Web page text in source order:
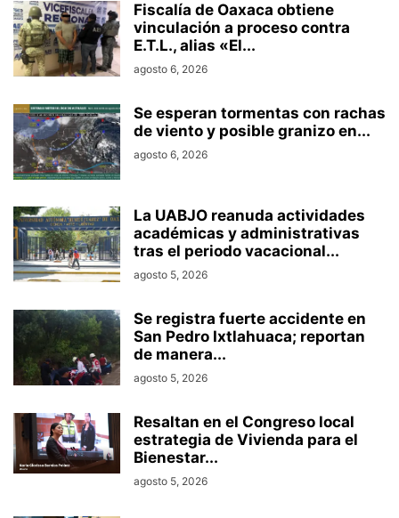
Fiscalía de Oaxaca obtiene
vinculación a proceso contra
E.T.L., alias «El...
agosto 6, 2026
Se esperan tormentas con rachas
de viento y posible granizo en...
agosto 6, 2026
La UABJO reanuda actividades
académicas y administrativas
tras el periodo vacacional...
agosto 5, 2026
Se registra fuerte accidente en
San Pedro Ixtlahuaca; reportan
de manera...
agosto 5, 2026
Resaltan en el Congreso local
estrategia de Vivienda para el
Bienestar...
agosto 5, 2026